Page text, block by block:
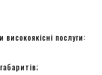
послуги: